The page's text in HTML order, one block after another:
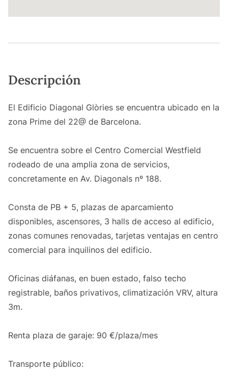
Descripción
El Edificio Diagonal Glòries se encuentra ubicado en la
zona Prime del 22@ de Barcelona.
Se encuentra sobre el Centro Comercial Westfield
rodeado de una amplia zona de servicios,
concretamente en Av. Diagonals nº 188.
Consta de PB + 5, plazas de aparcamiento
disponibles, ascensores, 3 halls de acceso al edificio,
zonas comunes renovadas, tarjetas ventajas en centro
comercial para inquilinos del edificio.
Oficinas diáfanas, en buen estado, falso techo
registrable, baños privativos, climatización VRV, altura
3m.
Renta plaza de garaje: 90 €/plaza/mes
Transporte público: